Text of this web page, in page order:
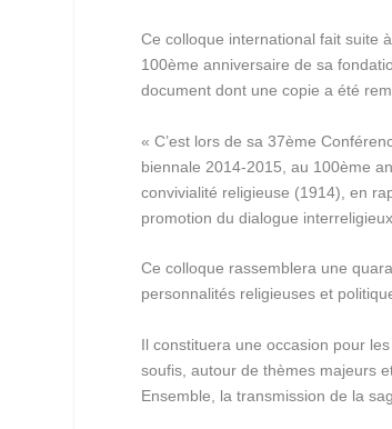
Ce colloque international fait suite
100ème anniversaire de sa
document dont une copie a été
« C’est lors de sa 37ème
biennale 2014-2015, au 100ème
convivialité religieuse (1914), en
promotion du dialogue
Ce colloque rassemblera une
personnalités religieuses et
Il constituera une occasion pour
soufis, autour de thèmes majeurs
Ensemble, la transmission de la